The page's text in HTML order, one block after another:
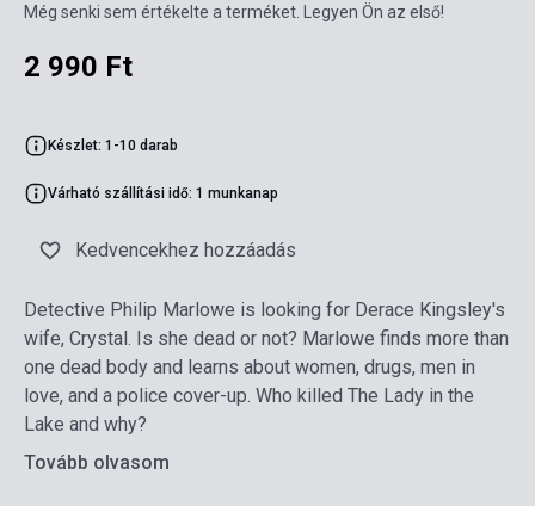
Még senki sem értékelte a terméket. Legyen Ön az első!
2 990 Ft
Készlet: 1-10 darab
Várható szállítási idő: 1 munkanap
Kedvencekhez hozzáadás
Detective Philip Marlowe is looking for Derace Kingsley's
wife, Crystal. Is she dead or not? Marlowe finds more than
one dead body and learns about women, drugs, men in
love, and a police cover-up. Who killed The Lady in the
Lake and why?
Tovább olvasom